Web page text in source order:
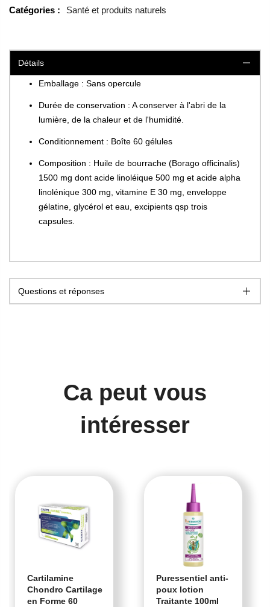
Catégories :
Santé et produits naturels
Détails
Emballage : Sans opercule
Durée de conservation : A conserver à l'abri de la
lumière, de la chaleur et de l'humidité.
Conditionnement : Boîte 60 gélules
Composition : Huile de bourrache (Borago officinalis)
1500 mg dont acide linoléique 500 mg et acide alpha
linolénique 300 mg, vitamine E 30 mg, enveloppe
gélatine, glycérol et eau, excipients qsp trois
capsules.
Questions et réponses
Ca peut vous
intéresser
Cartilamine
Chondro Cartilage
en Forme 60
Puressentiel anti-
poux lotion
Traitante 100ml